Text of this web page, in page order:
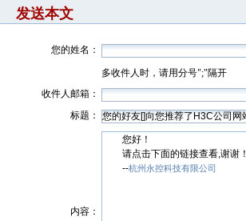
发送本文
您的姓名：
多收件人时，请用分号";"隔开
收件人邮箱：
标题：
内容：
您好！
请点击下面的链接查看,谢谢！
--杭州永控科技有限公司